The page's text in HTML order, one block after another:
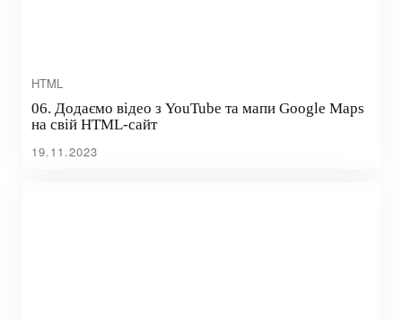
HTML
06. Додаємо відео з YouTube та мапи Google Maps
на свій HTML-сайт
19.11.2023